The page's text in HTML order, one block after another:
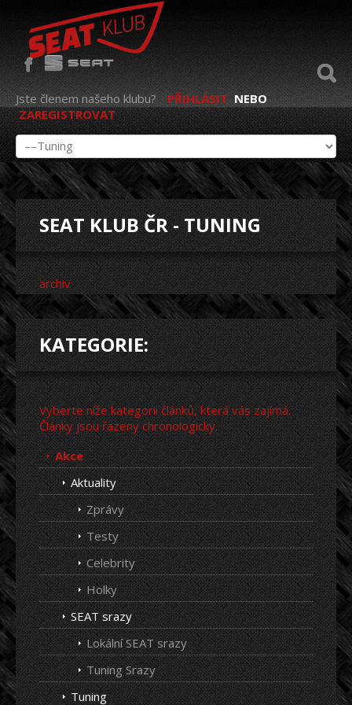
Jste členem našeho klubu? PŘIHLÁSIT NEBO
ZAREGISTROVAT
SEAT KLUB ČR - TUNING
archiv
KATEGORIE:
Vyberte níže kategorii článků, která vás zajímá.
Články jsou řazeny chronologicky.
Akce
Aktuality
Zprávy
Testy
Celebrity
Holky
SEAT srazy
Lokální SEAT srazy
Tuning Srazy
Tuning